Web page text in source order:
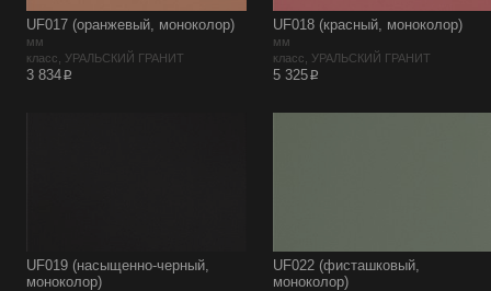
UF017 (оранжевый, моноколор)
мм
класс, УРАЛЬСКИЙ ГРАНИТ
3 834p
UF018 (красный, моноколор)
мм
класс, УРАЛЬСКИЙ ГРАНИТ
5 325p
UF019 (насыщенно-черный,
моноколор)
UF022 (фисташковый,
моноколор)